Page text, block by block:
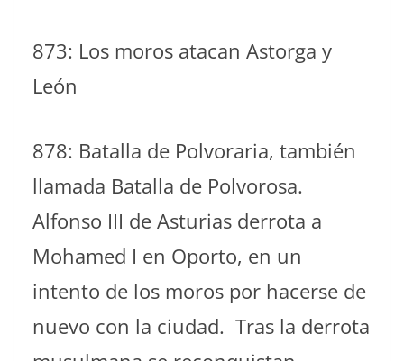
873: Los moros atacan Astorga y
León
878: Batalla de Polvoraria, también
llamada Batalla de Polvorosa.
Alfonso III de Asturias derrota a
Mohamed I en Oporto, en un
intento de los moros por hacerse de
nuevo con la ciudad. Tras la derrota